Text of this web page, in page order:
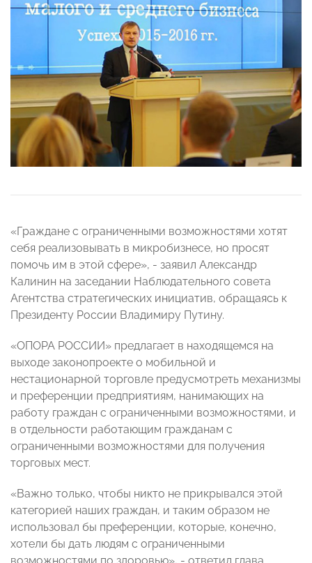
«Граждане с ограниченными возможностями хотят
себя реализовывать в микробизнесе, но просят
помочь им в этой сфере», - заявил Александр
Калинин на заседании Наблюдательного совета
Агентства стратегических инициатив, обращаясь к
Президенту России Владимиру Путину.
«ОПОРА РОССИИ» предлагает в находящемся на
выходе законопроекте о мобильной и
нестационарной торговле предусмотреть механизмы
и преференции предприятиям, нанимающих на
работу граждан с ограниченными возможностями, и
в отдельности работающим гражданам с
ограниченными возможностями для получения
торговых мест.
«Важно только, чтобы никто не прикрывался этой
категорией наших граждан, и таким образом не
использовал бы преференции, которые, конечно,
хотели бы дать людям с ограниченными